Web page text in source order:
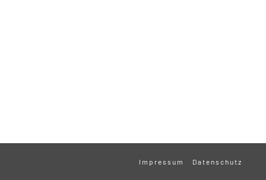
Impressum Datenschutz